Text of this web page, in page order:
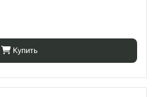
Купить